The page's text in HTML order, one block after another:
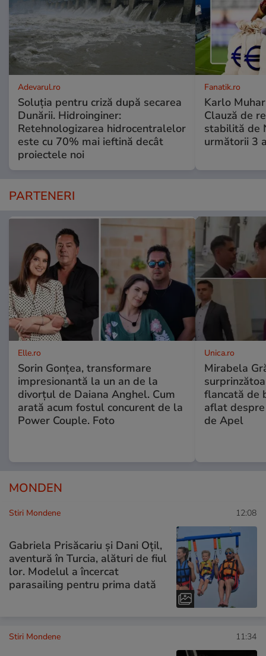
Adevarul.ro
Soluția pentru criză după secarea
Dunării. Hidroinginer:
Retehnologizarea hidrocentralelor
este cu 70% mai ieftină decât
proiectele noi
Fanatik.ro
Karlo
Clauză de
stabilită de
următorii 3
PARTENERI
Elle.ro
Sorin Gonțea, transformare
impresionantă la un an de la
divorțul de Daiana Anghel. Cum
arată acum fostul concurent de la
Power Couple. Foto
Unica.ro
Mirabela
flancată de
aflat
de Apel
MONDEN
Stiri Mondene 12:08
Gabriela Prisăcariu și Dani Oțil,
aventură în Turcia, alături de fiul
lor. Modelul a încercat
parasailing pentru prima dată
Stiri Mondene 11:34